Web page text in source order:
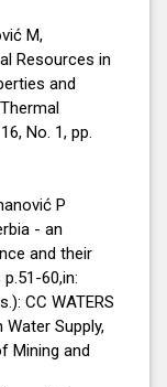
M,
Resources in
and
No. 1, pp.
P
- an
and their
60,in:
CC WATERS
Supply,
Mining and